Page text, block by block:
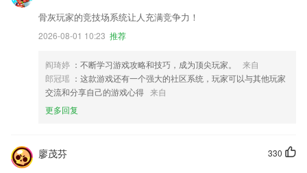
骨灰玩家的竞技场系统让人充满竞争力！
2026-08-01 10:23 推荐
阎琦婷 ：不断学习游戏攻略和技巧，成为顶尖玩家。
来自
郎冠瑶 ：这款游戏还有一个强大的社区系统，玩家可以与其他玩家
交流和分享自己的游戏心得 来自
更多回复
330
廖茂芬